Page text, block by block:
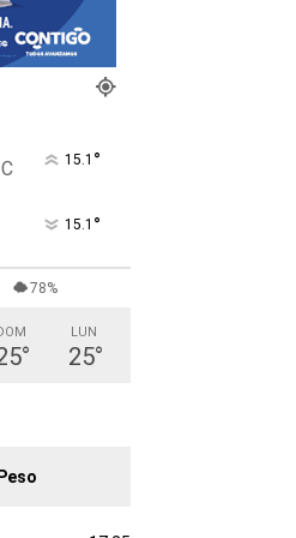
C 15.1 °
15.1 °
78%
°
LUN
25°